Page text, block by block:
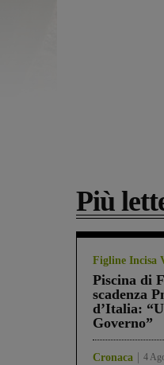
Più
Figline Incisa
Piscina di
scadenza
d’Italia:
Governo”
Cronaca 4